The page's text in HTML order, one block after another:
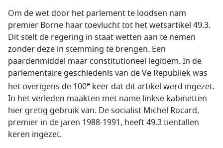
Om de wet door het parlement te loodsen nam
premier Borne haar toevlucht tot het wetsartikel 49.3.
Dit stelt de regering in staat wetten aan te nemen
zonder deze in stemming te brengen. Een
paardenmiddel maar constitutioneel legitiem. In de
parlementaire geschiedenis van de Ve Republiek was
het overigens de 100e keer dat dit artikel werd ingezet.
In het verleden maakten met name linkse kabinetten
hier gretig gebruik van. De socialist Michel Rocard,
premier in de jaren 1988-1991, heeft 49.3 tientallen
keren ingezet.